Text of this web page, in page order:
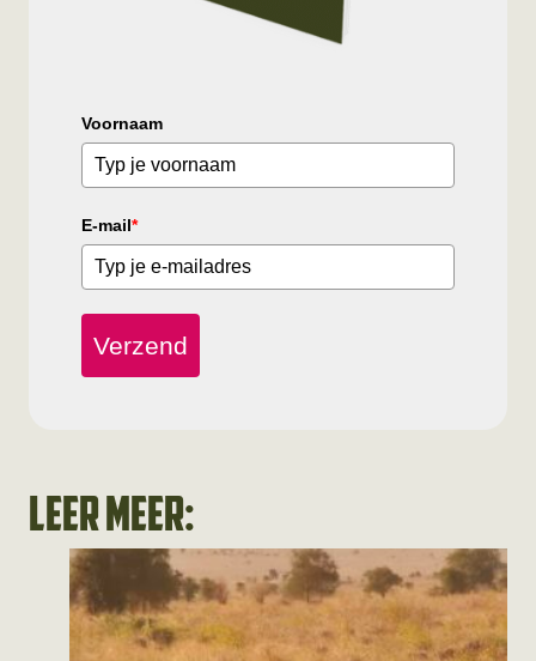
Voornaam
E-mail*
Verzend
Leer meer: